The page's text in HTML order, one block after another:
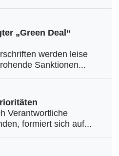
„Green Deal“
werden leise
Sanktionen...
Verantwortliche
formiert sich auf...